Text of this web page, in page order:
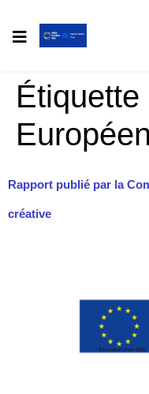
Étiquette
Européen
Rapport publié par la
créative